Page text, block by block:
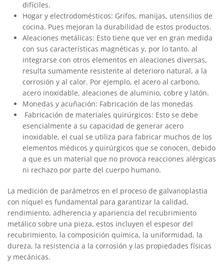
difíciles.
Hogar y electrodomésticos: Grifos, manijas, utensilios de
cocina. Pues mejoran la durabilidad de estos productos.
Aleaciones metálicas: Esto tiene que ver en gran medida
con sus características magnéticas y, por lo tanto, al
integrarse con otros elementos en aleaciones diversas,
resulta sumamente resistente al deterioro natural, a la
corrosión y al calor. Por ejemplo, el acero al carbono,
acero inoxidable, aleaciones de aluminio, cobre y latón.
Monedas y acuñación: Fabricación de las monedas
Fabricación de materiales quirúrgicos: Esto se debe
esencialmente a su capacidad de generar acero
inoxidable, el cual se utiliza para fabricar muchos de los
elementos médicos y quirúrgicos que se conocen, debido
a que es un material que no provoca reacciones alérgicas
ni rechazo por parte del cuerpo humano.
La medición de parámetros en el proceso de galvanoplastia
con níquel es fundamental para garantizar la calidad,
rendimiento, adherencia y apariencia del recubrimiento
metálico sobre una pieza, estos incluyen el espesor del
recubrimiento, la composición química, la uniformidad, la
dureza, la resistencia a la corrosión y las propiedades físicas
y mecánicas.